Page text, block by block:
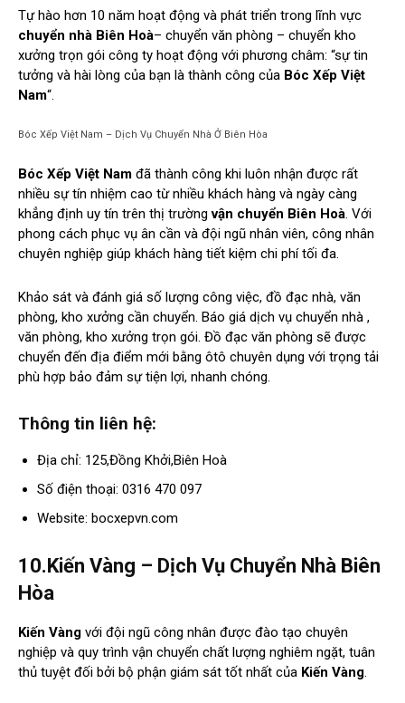
Tự hào hơn 10 năm hoạt động và phát triển trong lĩnh vực
chuyển nhà Biên Hoà– chuyển văn phòng – chuyển kho
xưởng trọn gói công ty hoạt động với phương châm: “sự tin
tưởng và hài lòng của bạn là thành công của Bóc Xếp Việt
Nam“.
Bóc Xếp Việt Nam – Dịch Vụ Chuyển Nhà Ở Biên Hòa
Bóc Xếp Việt Nam đã thành công khi luôn nhận được rất
nhiều sự tín nhiệm cao từ nhiều khách hàng và ngày càng
khẳng định uy tín trên thị trườngvận chuyển Biên Hoà. Với
phong cách phục vụ ân cần và đội ngũ nhân viên, công nhân
chuyên nghiệp giúp khách hàng tiết kiệm chi phí tối đa.
Khảo sát và đánh giá số lượng công việc, đồ đạc nhà, văn
phòng, kho xưởng cần chuyển. Báo giá dịch vụ chuyển nhà ,
văn phòng, kho xưởng trọn gói. Đồ đạc văn phòng sẽ được
chuyển đến địa điểm mới bằng ôtô chuyên dụng với trọng tải
phù hợp bảo đảm sự tiện lợi, nhanh chóng.
Thông tin liên hệ:
Địa chỉ: 125,Đồng Khởi,Biên Hoà
Số điện thoại: 0316 470 097
Website: bocxepvn.com
10.Kiến Vàng – Dịch Vụ Chuyển Nhà Biên
Hòa
Kiến Vàng với đội ngũ công nhân được đào tạo chuyên
nghiệp và quy trình vận chuyển chất lượng nghiêm ngặt, tuân
thủ tuyệt đối bởi bộ phận giám sát tốt nhất của Kiến Vàng.